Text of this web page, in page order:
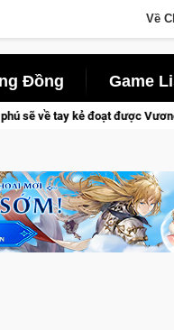
Về
Đồng Game
Quyền thành Kent sắp tới!